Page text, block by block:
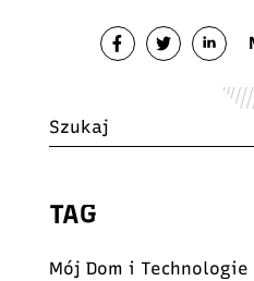
TAG
Mój Dom i Technologie